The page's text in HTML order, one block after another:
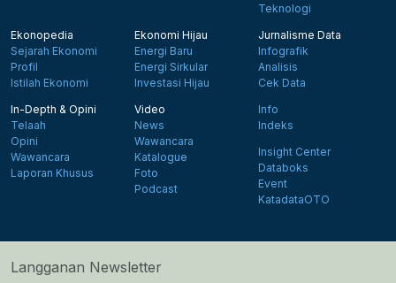
Teknologi
Ekonopedia
Sejarah Ekonomi
Profil
Istilah Ekonomi
Ekonomi Hijau
Energi Baru
Energi Sirkular
Investasi Hijau
Jurnalisme Data
Infografik
Analisis
Cek Data
In-Depth & Opini
Telaah
Opini
Wawancara
Laporan Khusus
Video
News
Wawancara
Katalogue
Foto
Podcast
Info
Indeks
Insight Center
Databoks
Event
KatadataOTO
Langganan Newsletter